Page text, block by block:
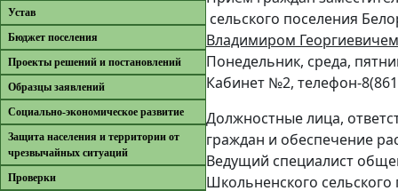
Устав
Бюджет поселения
Проекты решений и постановлений
Образцы заявлений
Cоциально-экономическое развитие
Защита населения и территории от
чрезвычайных ситуаций
Проверки
сельского поселения
Владимиром
Понедельник, среда,
Кабинет №2, телефон-
Должностные лица,
граждан и обеспечение
Ведущий специалист
Школьненского